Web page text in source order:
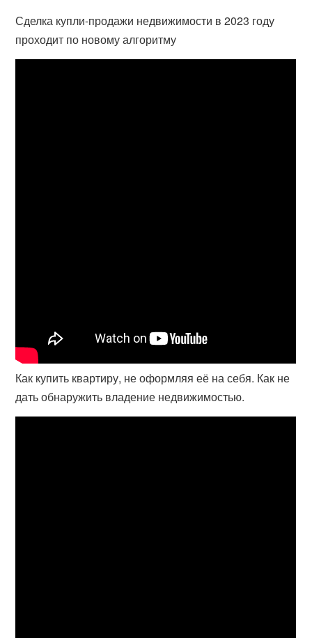
Сделка купли-продажи недвижимости в 2023 году
проходит по новому алгоритму
Как купить квартиру, не оформляя её на себя. Как не
дать обнаружить владение недвижимостью.